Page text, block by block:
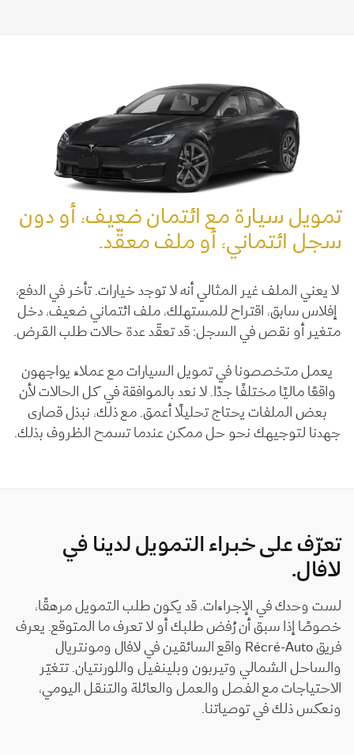
تمويل سيارة مع ائتمان ضعيف، أو دون
سجل ائتماني، أو ملف معقّد.
لا يعني الملف غير المثالي أنه لا توجد خيارات. تأخر في الدفع،
إفلاس سابق، اقتراح للمستهلك، ملف ائتماني ضعيف، دخل
متغير أو نقص في السجل: قد تعقّد عدة حالات طلب القرض.
يعمل متخصصونا في تمويل السيارات مع عملاء يواجهون
واقعًا ماليًا مختلفًا جدًا. لا نعد بالموافقة في كل الحالات لأن
بعض الملفات يحتاج تحليلًا أعمق. مع ذلك، نبذل قصارى
جهدنا لتوجيهك نحو حل ممكن عندما تسمح الظروف بذلك.
تعرّف على خبراء التمويل لدينا في
لافال.
لست وحدك في الإجراءات. قد يكون طلب التمويل مرهقًا،
خصوصًا إذا سبق أن رُفض طلبك أو لا تعرف ما المتوقع. يعرف
فريق Récré-Auto واقع السائقين في لافال ومونتريال
والساحل الشمالي وتيربون وبلينفيل واللورنتيان. تتغيّر
الاحتياجات مع الفصل والعمل والعائلة والتنقل اليومي،
ونعكس ذلك في توصياتنا.